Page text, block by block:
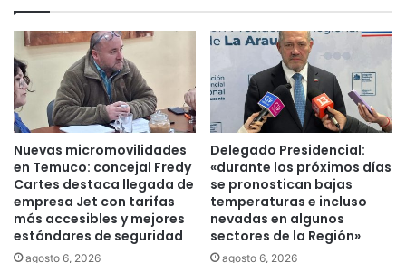
a
v
r
t
u
a
e
a
l
i
z
d
r
L
a
s
C
a
s
a
s
p
r
e
Nuevas micromovilidades
en Temuco: concejal Fredy
Cartes destaca llegada de
empresa Jet con tarifas
más accesibles y mejores
estándares de seguridad
agosto 6, 2026
Delegado Presidencial:
«durante los próximos días
se pronostican bajas
temperaturas e incluso
nevadas en algunos
sectores de la Región»
agosto 6, 2026